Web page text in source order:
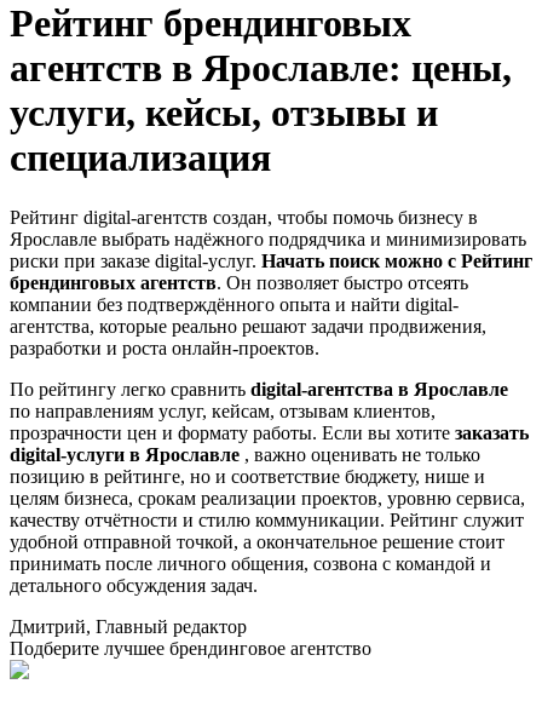
Рейтинг брендинговых
агентств в Ярославле: цены,
услуги, кейсы, отзывы и
специализация
Рейтинг digital-агентств создан, чтобы помочь бизнесу в
Ярославле выбрать надёжного подрядчика и минимизировать
риски при заказе digital-услуг. Начать поиск можно с Рейтинг
брендинговых агентств. Он позволяет быстро отсеять
компании без подтверждённого опыта и найти digital-
агентства, которые реально решают задачи продвижения,
разработки и роста онлайн-проектов.
По рейтингу легко сравнить digital-агентства в Ярославле
по направлениям услуг, кейсам, отзывам клиентов,
прозрачности цен и формату работы. Если вы хотите заказать
digital-услуги в Ярославле , важно оценивать не только
позицию в рейтинге, но и соответствие бюджету, нише и
целям бизнеса, срокам реализации проектов, уровню сервиса,
качеству отчётности и стилю коммуникации. Рейтинг служит
удобной отправной точкой, а окончательное решение стоит
принимать после личного общения, созвона с командой и
детального обсуждения задач.
Дмитрий, Главный редактор
Подберите лучшее брендинговое агентство